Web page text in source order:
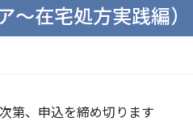
～在宅処方実践編
第、申込を締め切ります